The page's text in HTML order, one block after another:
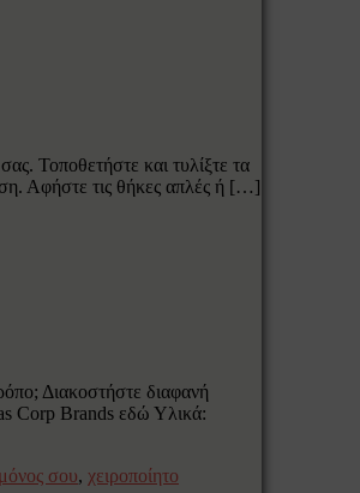
Τοποθετήστε και τυλίξτε τα
Αφήστε τις θήκες απλές ή […]
Διακοστήστε διαφανή
Corp Brands εδώ Υλικά:
σου, χειροποίητο